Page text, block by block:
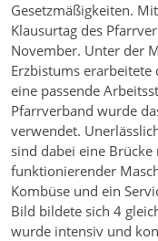
Gesetzmäßigkeiten.
Klausurtag des
November. Unter der
Erzbistums
eine passende
Pfarrverband wurde
verwendet.
sind dabei eine
funktionierender
Kombüse und ein
Bild bildete sich 4
wurde intensiv und